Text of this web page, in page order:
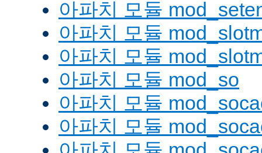
아파치 모듈
아파치 모듈
아파치 모듈
아파치 모듈 mod_so
아파치 모듈
아파치 모듈